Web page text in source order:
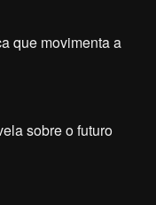
que movimenta a
sobre o futuro